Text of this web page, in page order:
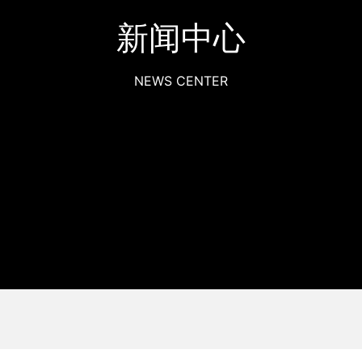
新闻中心
NEWS CENTER
新闻中心
NEWS CENTER
新闻中心
NEWS CENTER